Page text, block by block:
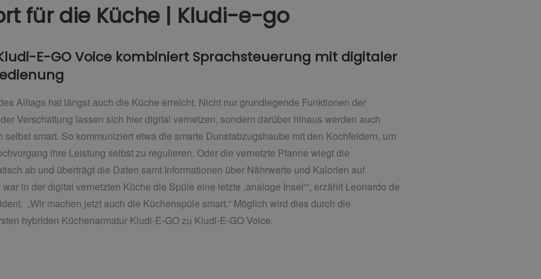
für die Küche | Kludi-e-go
E-GO Voice kombiniert Sprachsteuerung mit digitaler
Alltags hat längst auch die Küche erreicht. Nicht nur grundlegende Funktionen der
Verschattung lassen sich hier digital vernetzen, sondern darüber hinaus werden auch
smart. So kommuniziert etwa die smarte Dunstabzugshaube mit den Kochfeldern, um
ihre Leistung selbst zu regulieren. Oder die vernetzte Pfanne wiegt die
ab und überträgt die Daten samt Informationen über Nährwerte und Kalorien auf
in der digital vernetzten Küche die Spüle eine letzte ‚analoge Insel‘“, erzählt Leonardo de
„Wir machen jetzt auch die Küchenspüle smart.“ Möglich wird dies durch die
hybriden Küchenarmatur Kludi-E-GO zu Kludi-E-GO Voice.